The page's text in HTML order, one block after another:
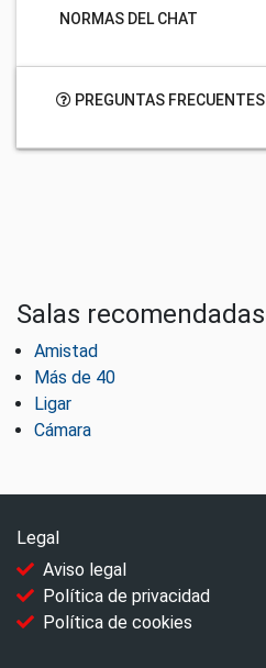
NORMAS DEL CHAT
PREGUNTAS FRECUENTES
Salas recomendadas
Amistad
Más de 40
Ligar
Cámara
Legal
Aviso legal
Política de privacidad
Política de cookies